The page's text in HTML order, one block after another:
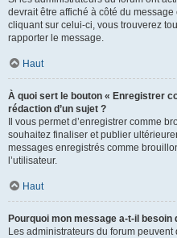
devrait être affiché à côté du
cliquant sur celui-ci, vous trouverez
rapporter le message.
Haut
À quoi sert le bouton « Enregistrer
rédaction d’un sujet ?
Il vous permet d’enregistrer comme
souhaitez finaliser et publier
messages enregistrés comme
l’utilisateur.
Haut
Pourquoi mon message a-t-il besoin
Les administrateurs du forum